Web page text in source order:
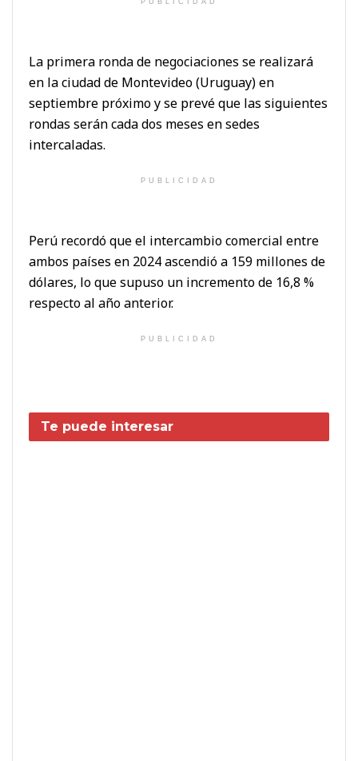
La primera ronda de negociaciones se realizará
en la ciudad de Montevideo (Uruguay) en
septiembre próximo y se prevé que las siguientes
rondas serán cada dos meses en sedes
intercaladas.
PUBLICIDAD
Perú recordó que el intercambio comercial entre
ambos países en 2024 ascendió a 159 millones de
dólares, lo que supuso un incremento de 16,8 %
respecto al año anterior.
PUBLICIDAD
Te puede interesar